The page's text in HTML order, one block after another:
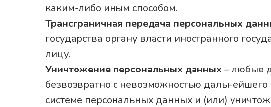
каким-либо иным способом.
Трансграничная передача персональных
государства органу власти иностранного
лицу.
Уничтожение персональных данных – любые
безвозвратно с невозможностью
системе персональных данных и (или)